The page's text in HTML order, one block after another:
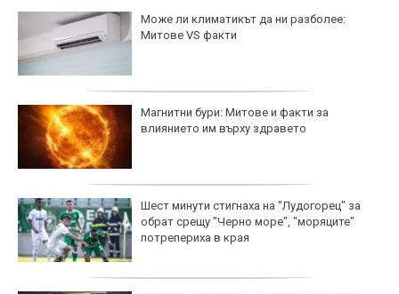
Може ли климатикът да ни разболее:
Митове VS факти
Магнитни бури: Митове и факти за
влиянието им върху здравето
Шест минути стигнаха на "Лудогорец" за
обрат срещу "Черно море", "моряците"
потрепериха в края